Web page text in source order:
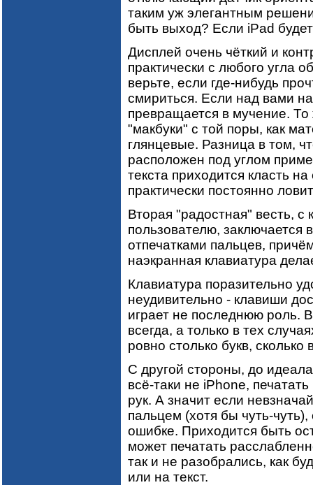
таким уж элегантным
быть выход? Если iPad
Дисплей очень чёткий и
практически с любого угла
верьте, если где-нибудь
смириться. Если над вами
превращается в мучение.
"макбуки" с той поры, как
глянцевые. Разница в том,
расположен под углом
текста приходится класть
практически постоянно
Вторая "радостная" весть,
пользователю, заключается
отпечатками пальцев,
наэкранная клавиатура
Клавиатура поразительно
неудивительно - клавиши
играет не последнюю роль.
всегда, а только в тех
ровно столько букв,
С другой стороны, до
всё-таки не iPhone,
рук. А значит если
пальцем (хотя бы чуть-
ошибке. Приходится быть
может печатать
так и не разобрались, как
или на текст.